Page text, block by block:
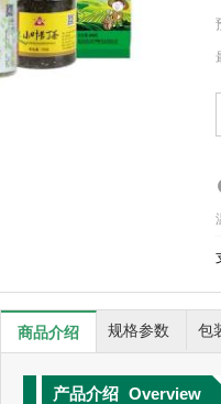
商品介绍 规格参数 包
产品介绍 Overview